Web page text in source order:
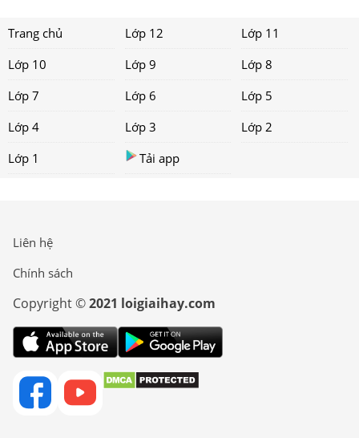
Trang chủ Lớp 12
Lớp 11
Lớp 10
Lớp 9
Lớp 8
Lớp 7
Lớp 6
Lớp 5
Lớp 4
Lớp 3
Lớp 2
Lớp 1
Tải app
Liên hệ
Chính sách
Copyright ©2021 loigiaihay.com